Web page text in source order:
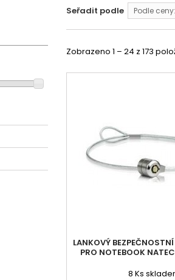
Seřadit podle Podle
Zobrazeno 1 – 24 z 173
LANKOVÝ
PRO NOTEBOOK
8 Ks